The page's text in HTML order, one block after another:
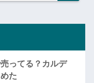
ってる？カルデ
た